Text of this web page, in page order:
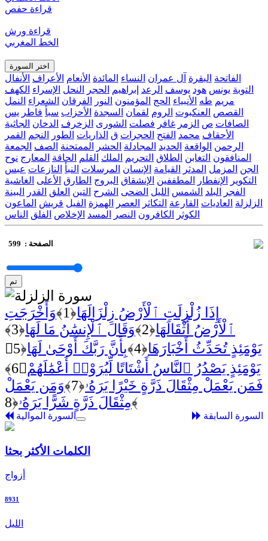
قراءة حفص
قراءة ورش
الخط المغربي
اختر السورة
الفاتحة البقرة آل عمران النساء المائدة الأنعام الأعراف الأنفال
التوبة يونس هود يوسف الرعد إبراهيم الحجر النحل الإسراء الكهف
مريم طه الأنبياء الحج المؤمنون النور الفرقان الشعراء النمل
القصص العنكبوت الروم لقمان السجدة الأحزاب سبأ فاطر يس
الصافات ص الزمر غافر فصلت الشورى الزخرف الدخان الجاثية
الأحقاف محمد الفتح الحجرات ق الذاريات الطور النجم
القمر
الرحمن الواقعة الحديد المجادلة الحشر الممتحنة الصف الجمعة
المنافقون التغابن الطلاق التحريم الملك القلم الحاقة المعارج نوح
الجن المزمل المدثر القيامة الإنسان المرسلات النبأ النازعات عبس
التكوير
الإنفطار المطففين الإنشقاق البروج الطارق الأعلى الغاشية
الفجر
البلد الشمس الليل الضحى الشرح التين العلق القدر
البينة
الزلزلة العاديات القارعة التكاثر العصر الهمزة الفيل قريش الماعون
الكوثر
الكافرون النصر المسد الإخلاص الفلق الناس
الصفحة : 599
تم
سورة الزلزلة
إِذَا زُلْزِلَتِ ٱلْأَرْضُ زِلْزَالَهَا﴿1﴾
وَأَخْرَجَتِ
ٱلْأَرْضُ أَثْقَالَهَا﴿2﴾ وَقَالَ ٱلْإِنسَٰنُ مَا لَهَا﴿3﴾
يَوْمَئِذٍ تُحَدِّثُ أَخْبَارَهَا﴿4﴾ بِأَنَّ رَبَّكَ أَوْحَىٰ لَهَا﴿5﴾
يَوْمَئِذٍ يَصْدُرُ ٱلنَّاسُ أَشْتَاتًا لِّيُرَوْا۟ أَعْمَٰلَهُمْ﴿6﴾
فَمَن يَعْمَلْ مِثْقَالَ ذَرَّةٍ خَيْرًا يَرَهُۥ﴿7﴾
وَمَن يَعْمَلْ
مِثْقَالَ ذَرَّةٍ شَرًّا يَرَهُۥ﴿8﴾
السورة السابقة السورة الموالية
الكلمات الأكثر بحثا
أزواج
8931
الليل